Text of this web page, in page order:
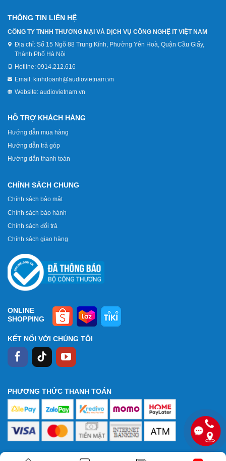
THÔNG TIN LIÊN HỆ
CÔNG TY TNHH THƯƠNG MẠI VÀ DỊCH VỤ CÔNG NGHỆ IT VIỆT NAM
Địa chỉ: Số 15 Ngõ 88 Trung Kính, Phường Yên Hoà, Quận Cầu Giấy,
Thành Phố Hà Nội
Hotline: 0914.212.616
Email: kinhdoanh@audiovietnam.vn
Website: audiovietnam.vn
HỖ TRỢ KHÁCH HÀNG
Hướng dẫn mua hàng
Hướng dẫn trả góp
Hướng dẫn thanh toán
CHÍNH SÁCH CHUNG
Chính sách bảo mật
Chính sách bảo hành
Chính sách đổi trả
Chính sách giao hàng
ONLINE
SHOPPING
KẾT NỐI VỚI CHÚNG TÔI
PHƯƠNG THỨC THANH TOÁN